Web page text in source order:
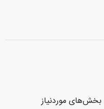
بخش‌های موردنیاز